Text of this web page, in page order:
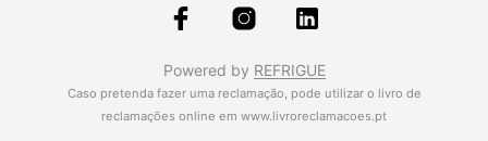
Powered by REFRIGUE
Caso pretenda fazer uma reclamação, pode utilizar o livro de
reclamações online em www.livroreclamacoes.pt